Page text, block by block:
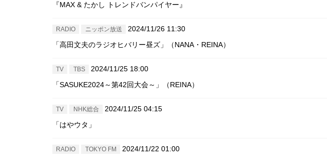
『MAX & たかし トレンドバンパイヤー』
RADIO ニッポン放送
2024/11/26 11:30
「高田文夫のラジオヒバリー昼ズ」（NANA・REINA）
TV TBS
2024/11/25 18:00
「SASUKE2024～第42回大会～」（REINA）
TV NHK総合
2024/11/25 04:15
「はやウタ」
RADIO TOKYO FM
2024/11/22 01:00